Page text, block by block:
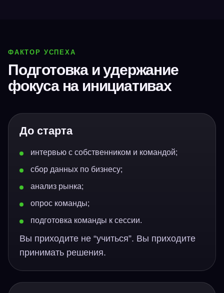
ФАКТОР УСПЕХА
Подготовка и удержание
фокуса на инициативах
До старта
интервью с собственником и командой;
сбор данных по бизнесу;
анализ рынка;
опрос команды;
подготовка команды к сессии.
Вы приходите не “учиться”. Вы приходите
принимать решения.